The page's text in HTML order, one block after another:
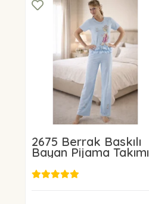
2675 Berrak Baskılı
Bayan Pijama Takımı